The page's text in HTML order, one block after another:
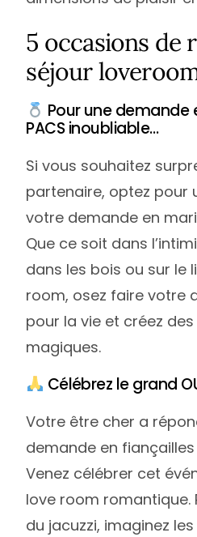
5 occasions de
séjour
Pour une demande
PACS inoubliable…
Si vous souhaitez
partenaire, optez pour
votre demande en
Que ce soit dans
dans les bois ou sur le
room, osez faire votre
pour la vie et créez
magiques.
Célébrez le grand
Votre être cher a
demande en fiançailles
Venez célébrer cet
love room
du jacuzzi, imaginez